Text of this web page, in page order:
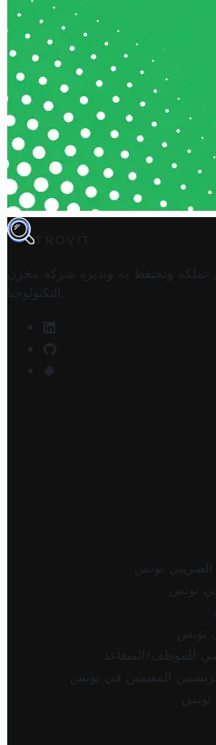
TROVIT
وتحتفظ به وتديره
شركة مخزن
التكنولوجيا
تونس
تونس
تونس
للموظف/المتقاعد
المقيمين في تونس
تونس